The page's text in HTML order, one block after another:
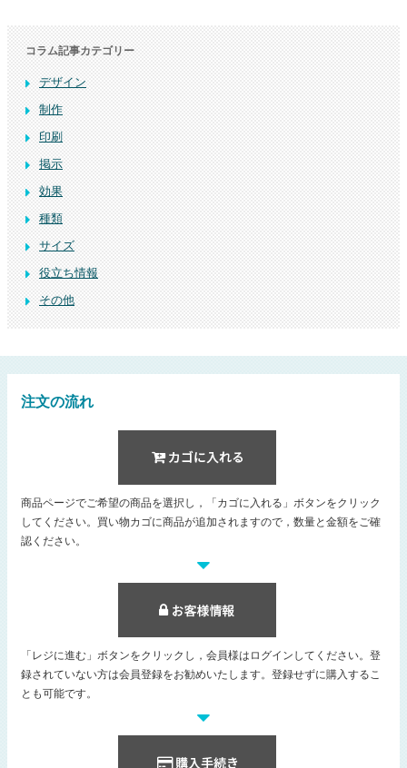
コラム記事カテゴリー
デザイン
制作
印刷
掲示
効果
種類
サイズ
役立ち情報
その他
注文の流れ
商品ページでご希望の商品を選択し，「カゴに入れる」ボタンをクリック
してください。買い物カゴに商品が追加されますので，数量と金額をご確
認ください。
「レジに進む」ボタンをクリックし，会員様はログインしてください。登
録されていない方は会員登録をお勧めいたします。登録せずに購入するこ
とも可能です。